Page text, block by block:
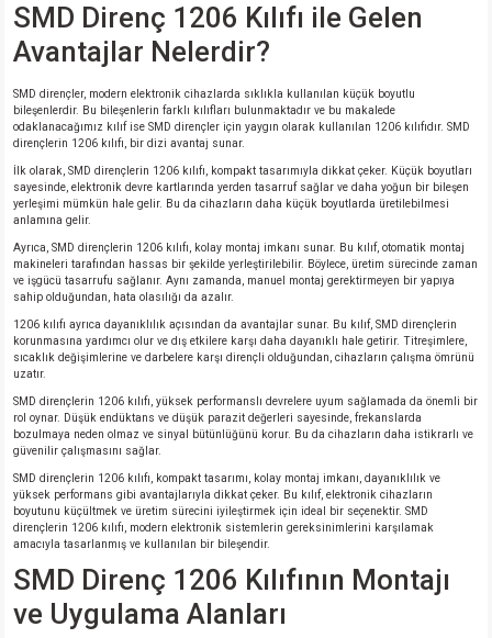
SMD Direnç 1206 Kılıfı ile Gelen
Avantajlar Nelerdir?
SMD dirençler, modern elektronik cihazlarda sıklıkla kullanılan küçük boyutlu
bileşenlerdir. Bu bileşenlerin farklı kılıfları bulunmaktadır ve bu makalede
odaklanacağımız kılıf ise SMD dirençler için yaygın olarak kullanılan 1206 kılıfıdır. SMD
dirençlerin 1206 kılıfı, bir dizi avantaj sunar.
İlk olarak, SMD dirençlerin 1206 kılıfı, kompakt tasarımıyla dikkat çeker. Küçük boyutları
sayesinde, elektronik devre kartlarında yerden tasarruf sağlar ve daha yoğun bir bileşen
yerleşimi mümkün hale gelir. Bu da cihazların daha küçük boyutlarda üretilebilmesi
anlamına gelir.
Ayrıca, SMD dirençlerin 1206 kılıfı, kolay montaj imkanı sunar. Bu kılıf, otomatik montaj
makineleri tarafından hassas bir şekilde yerleştirilebilir. Böylece, üretim sürecinde zaman
ve işgücü tasarrufu sağlanır. Aynı zamanda, manuel montaj gerektirmeyen bir yapıya
sahip olduğundan, hata olasılığı da azalır.
1206 kılıfı ayrıca dayanıklılık açısından da avantajlar sunar. Bu kılıf, SMD dirençlerin
korunmasına yardımcı olur ve dış etkilere karşı daha dayanıklı hale getirir. Titreşimlere,
sıcaklık değişimlerine ve darbelere karşı dirençli olduğundan, cihazların çalışma ömrünü
uzatır.
SMD dirençlerin 1206 kılıfı, yüksek performanslı devrelere uyum sağlamada da önemli bir
rol oynar. Düşük endüktans ve düşük parazit değerleri sayesinde, frekanslarda
bozulmaya neden olmaz ve sinyal bütünlüğünü korur. Bu da cihazların daha istikrarlı ve
güvenilir çalışmasını sağlar.
SMD dirençlerin 1206 kılıfı, kompakt tasarımı, kolay montaj imkanı, dayanıklılık ve
yüksek performans gibi avantajlarıyla dikkat çeker. Bu kılıf, elektronik cihazların
boyutunu küçültmek ve üretim sürecini iyileştirmek için ideal bir seçenektir. SMD
dirençlerin 1206 kılıfı, modern elektronik sistemlerin gereksinimlerini karşılamak
amacıyla tasarlanmış ve kullanılan bir bileşendir.
SMD Direnç 1206 Kılıfının Montajı
ve Uygulama Alanları